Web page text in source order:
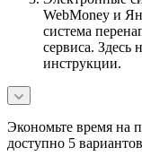
WebMoney и
система
сервиса. Здесь
инструкции.
Экономьте время на
доступно 5